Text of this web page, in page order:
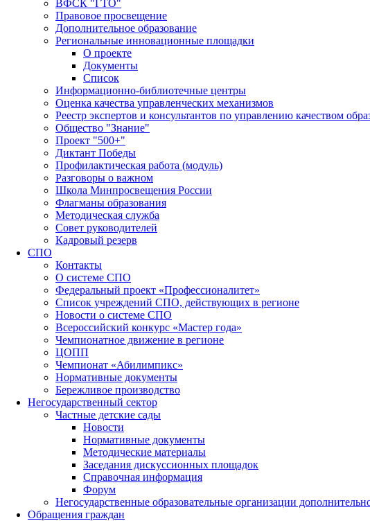
ВФСК "ГТО"
Правовое просвещение
Дополнительное образование
Региональные инновационные площадки
О проекте
Документы
Список
Информационно-библиотечные центры
Оценка качества управленческих механизмов
Реестр экспертов и консультантов по управлению качеством
Общество "Знание"
Проект "500+"
Диктант Победы
Профилактическая работа (модуль)
Разговоры о важном
Школа Минпросвещения России
Флагманы образования
Методическая служба
Совет руководителей
Кадровый резерв
СПО
Контакты
О системе СПО
Федеральный проект «Профессионалитет»
Список учреждений СПО, действующих в регионе
Новости о системе СПО
Всероссийский конкурс «Мастер года»
Чемпионатное движение в регионе
ЦОПП
Чемпионат «Абилимпикс»
Нормативные документы
Бережливое производство
Негосударственный сектор
Частные детские сады
Новости
Нормативные документы
Методические материалы
Заседания дискуссионных площадок
Справочная информация
Форум
Негосударственные образовательные организации
Обращения граждан